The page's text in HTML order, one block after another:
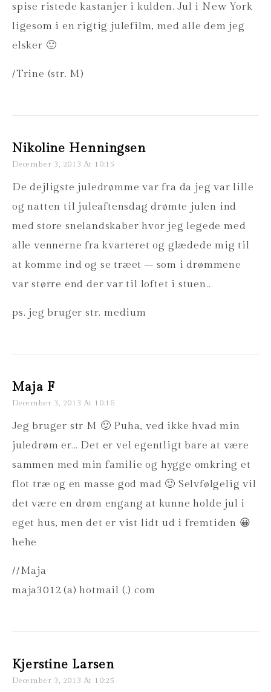
spise ristede kastanjer i kulden. Jul i New York
ligesom i en rigtig julefilm, med alle dem jeg
elsker 🙂
/Trine (str. M)
Nikoline Henningsen
December 3, 2013 At 10:15
De dejligste juledrømme var fra da jeg var lille
og natten til juleaftensdag drømte julen ind
med store snelandskaber hvor jeg legede med
alle vennerne fra kvarteret og glædede mig til
at komme ind og se træet – som i drømmene
var større end der var til loftet i stuen..
ps. jeg bruger str. medium
Maja F
December 3, 2013 At 10:16
Jeg bruger str M 🙂 Puha, ved ikke hvad min
juledrøm er… Det er vel egentligt bare at være
sammen med min familie og hygge omkring et
flot træ og en masse god mad 🙂 Selvfølgelig vil
det være en drøm engang at kunne holde jul i
eget hus, men det er vist lidt ud i fremtiden 😀
hehe
//Maja
maja3012 (a) hotmail (.) com
Kjerstine Larsen
December 3, 2013 At 10:25